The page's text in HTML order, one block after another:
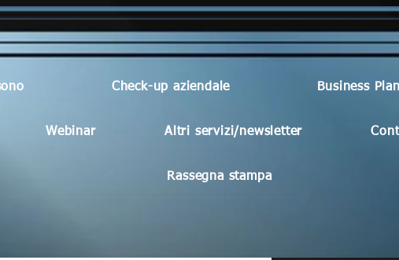
Check-up aziendale Business
Webinar Altri servizi/newsletter
Rassegna stampa